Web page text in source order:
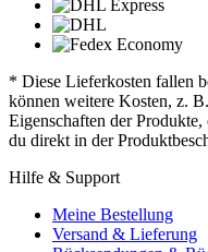
* Diese Lieferkosten fallen
können weitere Kosten, z.
Eigenschaften der
du direkt in der
Hilfe & Support
Meine Bestellung
Versand & Lieferung